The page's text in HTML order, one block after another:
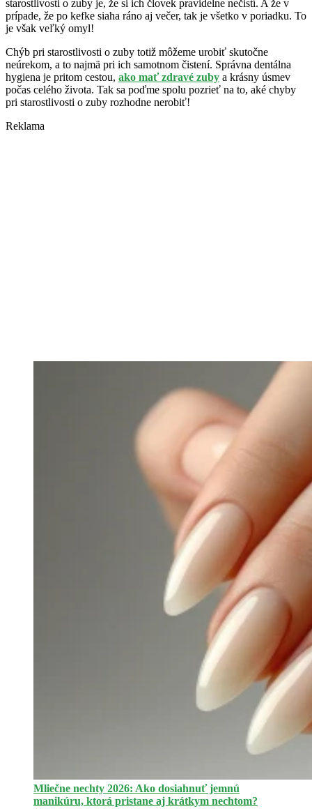
starostlivosti o zuby je, že si ich človek pravidelne nečistí. A že v
prípade, že po kefke siaha ráno aj večer, tak je všetko v poriadku. To
je však veľký omyl!
Chýb pri starostlivosti o zuby totiž môžeme urobiť skutočne
neúrekom, a to najmä pri ich samotnom čistení. Správna dentálna
hygiena je pritom cestou, ako mať zdravé zuby a krásny úsmev
počas celého života. Tak sa poďme spolu pozrieť na to, aké chyby
pri starostlivosti o zuby rozhodne nerobiť!
Reklama
Mliečne nechty 2026: Ako dosiahnuť jemnú
manikúru, ktorá pristane aj krátkym nechtom?